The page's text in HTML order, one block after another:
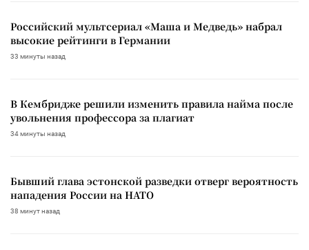
Российский мультсериал «Маша и Медведь» набрал
высокие рейтинги в Германии
33 минуты назад
В Кембридже решили изменить правила найма после
увольнения профессора за плагиат
34 минуты назад
Бывший глава эстонской разведки отверг вероятность
нападения России на НАТО
38 минут назад